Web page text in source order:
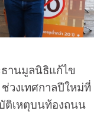
านมูลนิธิแก้ไข
วงเทศกาลปีใหม่ที่
ติเหตุบนท้องถนน